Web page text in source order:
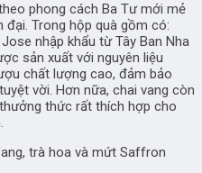
phong cách Ba Tư mới mẻ
đại. Trong hộp quà gồm có:
nhập khẩu từ Tây Ban Nha
sản xuất với nguyên liệu
chất lượng cao, đảm bảo
vời. Hơn nữa, chai vang còn
thức rất thích hợp cho